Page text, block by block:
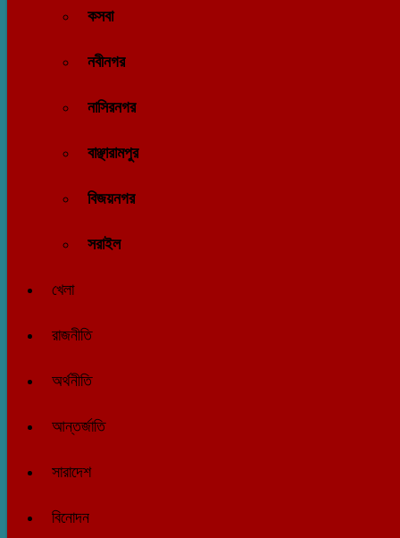
কসবা
নবীনগর
নাসিরনগর
বাঞ্ছারামপুর
বিজয়নগর
সরাইল
খেলা
রাজনীতি
অর্থনীতি
আন্তর্জাতি
সারাদেশ
বিনোদন